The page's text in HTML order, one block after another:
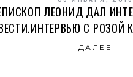
ЛЕОНИД ДАЛ
С РОЗОЙ
ДАЛЕЕ